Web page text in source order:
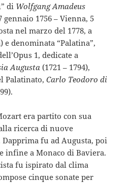
” di Wolfgang Amadeus
gennaio 1756 – Vienna, 5
nel marzo del 1778, a
denominata “Palatina”,
1, dedicate a
Augusta (1721 – 1794),
Palatinato,Carlo Teodoro di
era partito con sua
ricerca di nuove
fu ad Augusta, poi
infine a Monaco di Baviera.
fu ispirato dal clima
cinque sonate per